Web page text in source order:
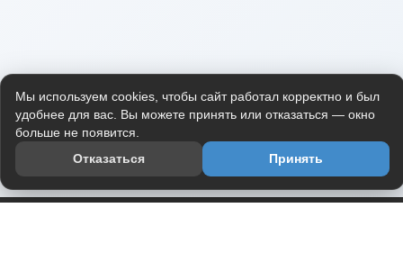
Мы используем cookies, чтобы сайт работал корректно и был
удобнее для вас. Вы можете принять или отказаться — окно
больше не появится.
Отказаться
Принять